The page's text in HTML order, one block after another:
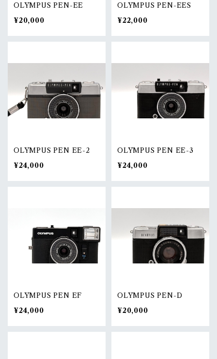
OLYMPUS PEN-EE
¥20,000
OLYMPUS PEN-EES
¥22,000
OLYMPUS PEN EE-2
¥24,000
OLYMPUS PEN EE-3
¥24,000
OLYMPUS PEN EF
¥24,000
OLYMPUS PEN-D
¥20,000